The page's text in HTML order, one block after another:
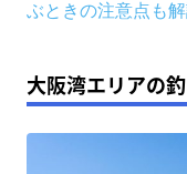
ぶときの注意点も解
大阪湾エリアの